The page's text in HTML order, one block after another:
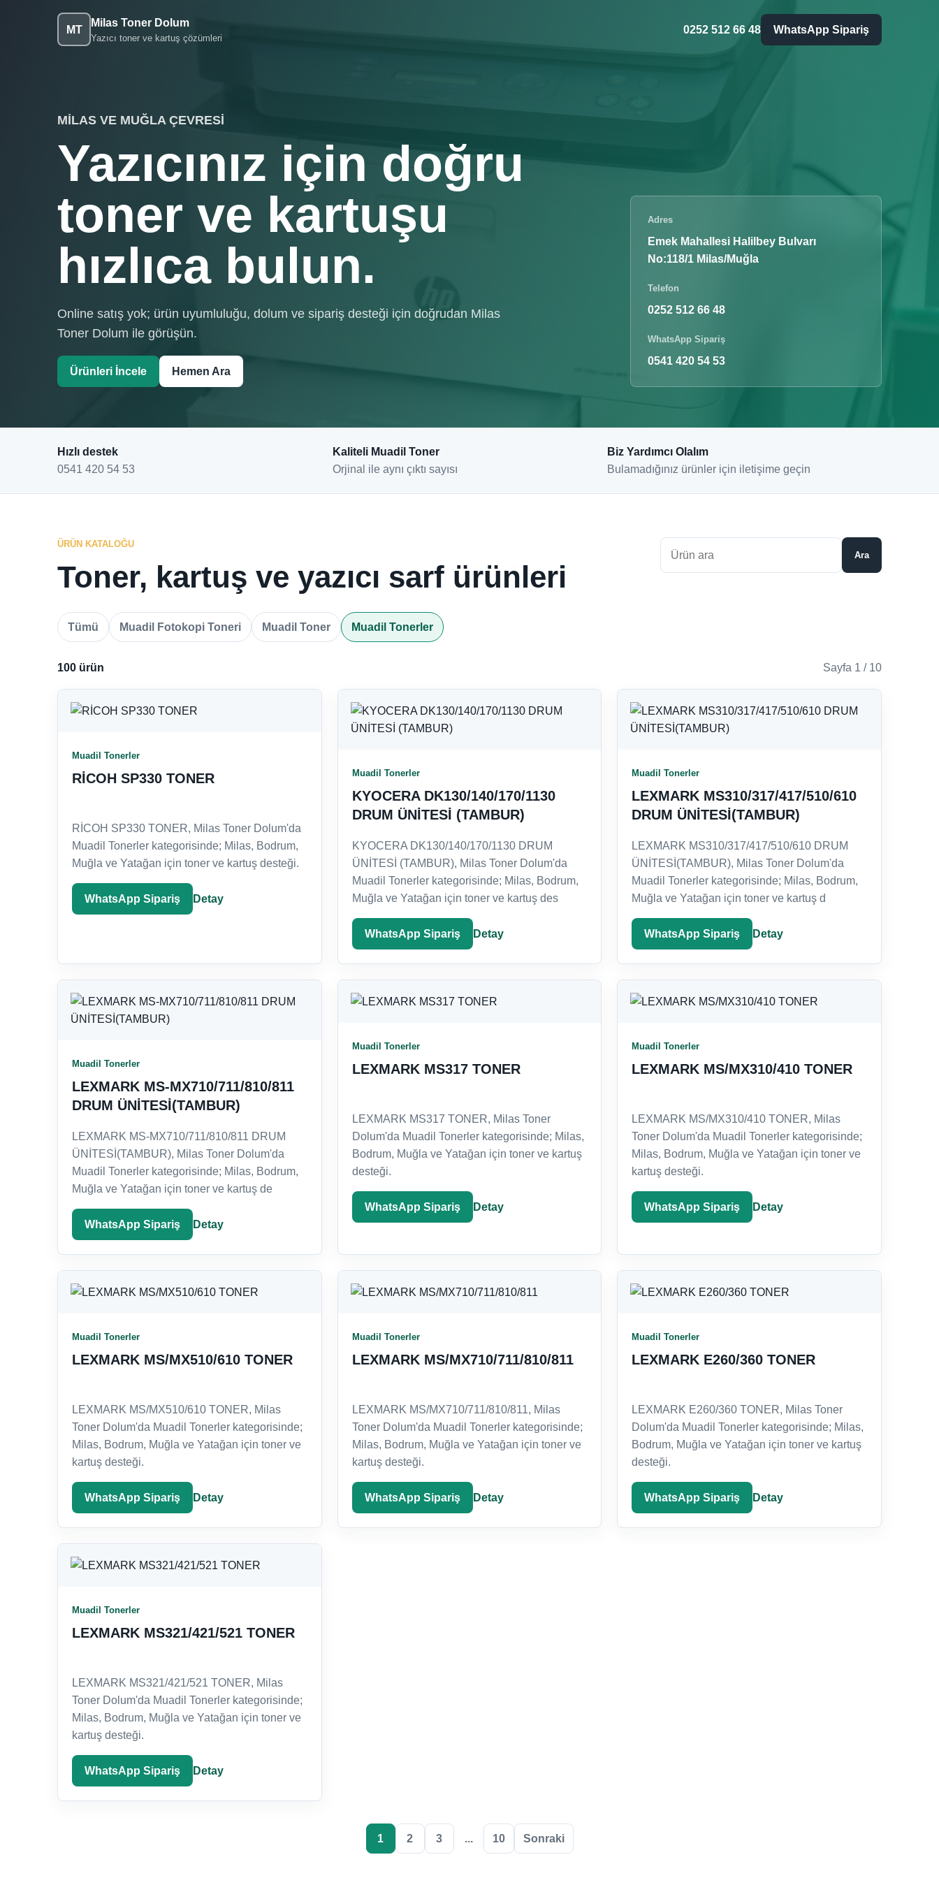
MT
Milas Toner Dolum
Yazıcı toner ve kartuş çözümleri
0252 512 66 48 WhatsApp Sipariş
MILAS VE MUĞLA ÇEVRESI
Yazıcınız için doğru
toner ve kartuşu
hızlıca bulun.
Online satış yok; ürün uyumluluğu, dolum ve sipariş desteği için doğrudan Milas
Toner Dolum ile görüşün.
Ürünleri İncele Hemen Ara
Adres
Emek Mahallesi Halilbey Bulvarı
No:118/1 Milas/Muğla
Telefon
0252 512 66 48
WhatsApp Sipariş
0541 420 54 53
Hızlı destek
0541 420 54 53
Kaliteli Muadil Toner
Orjinal ile aynı çıktı sayısı
Biz Yardımcı Olalım
Bulamadığınız ürünler için iletişime geçin
ÜRÜN KATALOĞU
Toner, kartuş ve yazıcı sarf ürünleri
Ara
Tümü Muadil Fotokopi Toneri Muadil Toner Muadil Tonerler
100 ürün Sayfa 1 / 10
Muadil Tonerler
RİCOH SP330 TONER
RİCOH SP330 TONER, Milas Toner Dolum'da
Muadil Tonerler kategorisinde; Milas, Bodrum,
Muğla ve Yatağan için toner ve kartuş desteği.
WhatsApp Sipariş Detay
Muadil Tonerler
KYOCERA DK130/140/170/1130
DRUM ÜNİTESİ (TAMBUR)
KYOCERA DK130/140/170/1130 DRUM
ÜNİTESİ (TAMBUR), Milas Toner Dolum'da
Muadil Tonerler kategorisinde; Milas, Bodrum,
Muğla ve Yatağan için toner ve kartuş des
WhatsApp Sipariş Detay
Muadil Tonerler
LEXMARK MS310/317/417/510/610
DRUM ÜNİTESİ(TAMBUR)
LEXMARK MS310/317/417/510/610 DRUM
ÜNİTESİ(TAMBUR), Milas Toner Dolum'da
Muadil Tonerler kategorisinde; Milas, Bodrum,
Muğla ve Yatağan için toner ve kartuş d
WhatsApp Sipariş Detay
Muadil Tonerler
LEXMARK MS-MX710/711/810/811
DRUM ÜNİTESİ(TAMBUR)
LEXMARK MS-MX710/711/810/811 DRUM
ÜNİTESİ(TAMBUR), Milas Toner Dolum'da
Muadil Tonerler kategorisinde; Milas, Bodrum,
Muğla ve Yatağan için toner ve kartuş de
WhatsApp Sipariş Detay
Muadil Tonerler
LEXMARK MS317 TONER
LEXMARK MS317 TONER, Milas Toner
Dolum'da Muadil Tonerler kategorisinde; Milas,
Bodrum, Muğla ve Yatağan için toner ve kartuş
desteği.
WhatsApp Sipariş Detay
Muadil Tonerler
LEXMARK MS/MX310/410 TONER
LEXMARK MS/MX310/410 TONER, Milas
Toner Dolum'da Muadil Tonerler kategorisinde;
Milas, Bodrum, Muğla ve Yatağan için toner ve
kartuş desteği.
WhatsApp Sipariş Detay
Muadil Tonerler
LEXMARK MS/MX510/610 TONER
LEXMARK MS/MX510/610 TONER, Milas
Toner Dolum'da Muadil Tonerler kategorisinde;
Milas, Bodrum, Muğla ve Yatağan için toner ve
kartuş desteği.
WhatsApp Sipariş Detay
Muadil Tonerler
LEXMARK MS/MX710/711/810/811
LEXMARK MS/MX710/711/810/811, Milas
Toner Dolum'da Muadil Tonerler kategorisinde;
Milas, Bodrum, Muğla ve Yatağan için toner ve
kartuş desteği.
WhatsApp Sipariş Detay
Muadil Tonerler
LEXMARK E260/360 TONER
LEXMARK E260/360 TONER, Milas Toner
Dolum'da Muadil Tonerler kategorisinde; Milas,
Bodrum, Muğla ve Yatağan için toner ve kartuş
desteği.
WhatsApp Sipariş Detay
Muadil Tonerler
LEXMARK MS321/421/521 TONER
LEXMARK MS321/421/521 TONER, Milas
Toner Dolum'da Muadil Tonerler kategorisinde;
Milas, Bodrum, Muğla ve Yatağan için toner ve
kartuş desteği.
WhatsApp Sipariş Detay
1 2 3 ... 10 Sonraki